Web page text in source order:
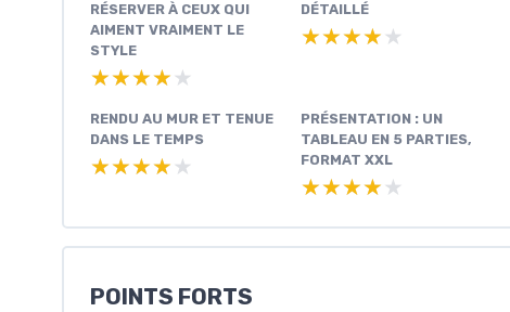
RÉSERVER À CEUX QUI
AIMENT VRAIMENT LE
STYLE
★★★★★
★★★★★
DÉTAILLÉ
★★★★★
★★★★★
RENDU AU MUR ET TENUE
DANS LE TEMPS
★★★★★
★★★★★
PRÉSENTATION : UN
TABLEAU EN 5 PARTIES,
FORMAT XXL
★★★★★
★★★★★
POINTS FORTS